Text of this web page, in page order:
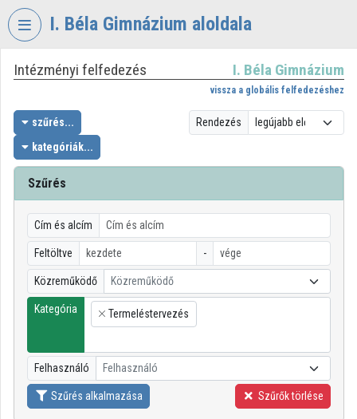
Fejléc kihagyása
I. Béla Gimnázium aloldala
VIDEOTORIUM
BÉLA
GIMNÁZIUM
Intézményi kezdőlap
Bejelentkezés
Intézményi felfedezés
Kategóriák
Intézményi listák
Intézmények
Közreműködők
Intézményi felfedezés I. Béla Gimnázium
vissza a globális felfedezéshez
szűrés...
kategóriák...
Rendezés
Szűrés
Cím és alcím
Feltöltve -
Közreműködő Közreműködő
Kategória
×
Termeléstervezés
Felhasználó Felhasználó
Szűrés alkalmazása Szűrők törlése